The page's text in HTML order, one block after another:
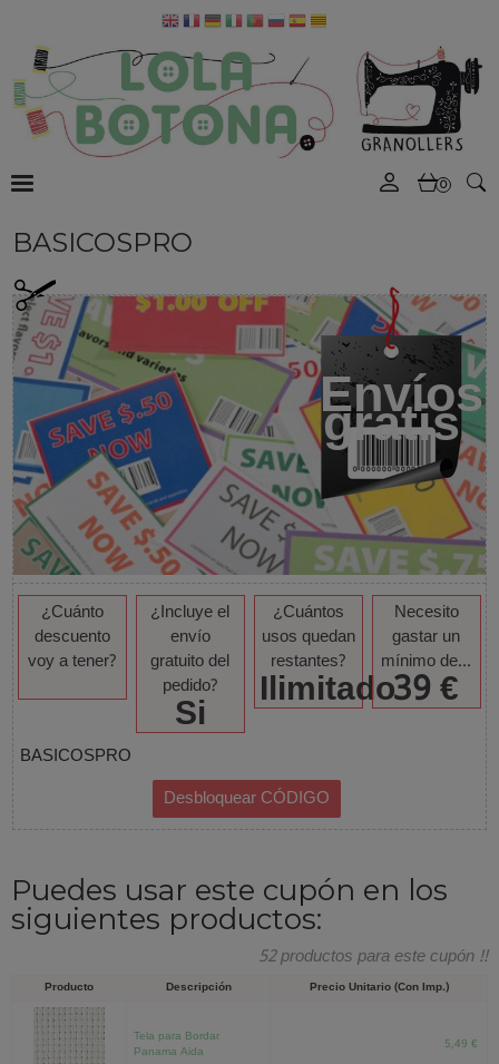
0
BASICOSPRO
Envíos
gratis
¿Cuánto
descuento
voy a tener?
¿Incluye el
envío
gratuito del
pedido?
Si
¿Cuántos
usos quedan
restantes?
Ilimitado
Necesito
gastar un
mínimo de...
39 €
BASICOSPRO
Puedes usar este cupón en los
siguientes productos:
52 productos para este cupón !!
Producto Descripción Precio Unitario (Con Imp.)
Tela para Bordar
Panama Aida
5,49 €